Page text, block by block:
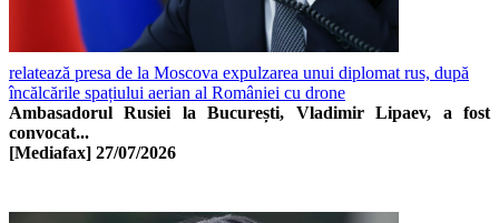
relatează presa de la Moscova expulzarea unui diplomat rus, după
încălcările spațiului aerian al României cu drone
Ambasadorul Rusiei la București, Vladimir Lipaev, a fost
convocat...
[Mediafax] 27/07/2026